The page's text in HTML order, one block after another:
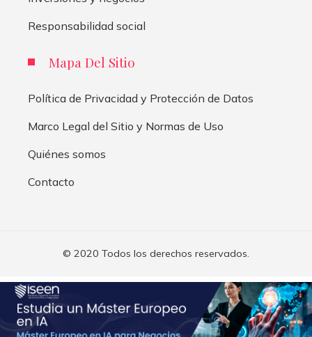
Responsabilidad social
Mapa Del Sitio
Política de Privacidad y Protección de Datos
Marco Legal del Sitio y Normas de Uso
Quiénes somos
Contacto
© 2020 Todos los derechos reservados.